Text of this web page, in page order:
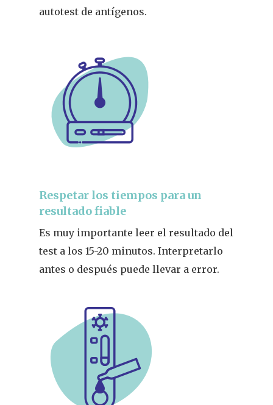
autotest de antígenos.
Respetar los tiempos para un
resultado fiable
Es muy importante leer el resultado del
test a los 15-20 minutos. Interpretarlo
antes o después puede llevar a error.